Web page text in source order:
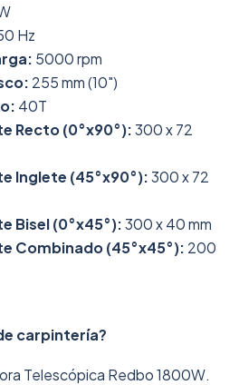
Hz
5000 rpm
255 mm (10")
40T
Recto (0°x90°):300 x 72
Inglete (45°x90°):300 x 72
Bisel (0°x45°):300 x 40 mm
Combinado (45°x45°): 200
carpintería?
Telescópica Redbo 1800W.